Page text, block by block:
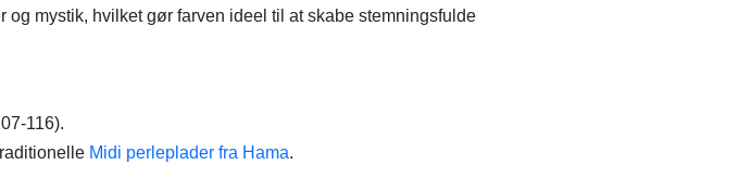
mystik, hvilket gør farven ideel til at skabe stemningsfulde
116).
Midi perleplader fra Hama.